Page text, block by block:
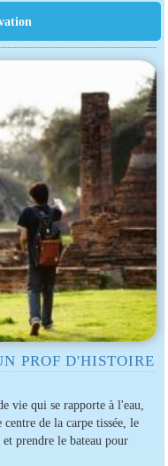
PROF D'HISTOIRE
vie qui se rapporte à l'eau,
de la carpe tissée, le
prendre le bateau pour